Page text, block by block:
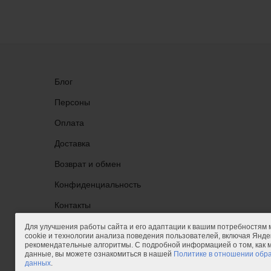
Блог
Персоны
Оплата
Доставка
Возврат и обмен
Конфиденциальность
Контакты
Группа ВКонтакте
Для улучшения работы сайта и его адаптации к вашим
cookie и технологии анализа поведения пользователей, включая
рекомендательные алгоритмы. С подробной информацией о том, как
данные, вы можете ознакомиться в нашей Политике в отношении
данных.